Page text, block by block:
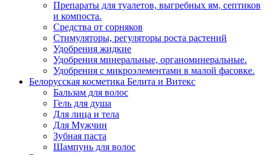
Препараты для туалетов, выгребных ям, септиков
и компоста.
Средства от сорняков
Стимуляторы, регуляторы роста растений
Удобрения жидкие
Удобрения минеральные, органоминеральные.
Удобрения с микроэлементами в малой фасовке.
Белорусская косметика Белита и Витекс
Бальзам для волос
Гель для душа
Для лица и тела
Для Мужчин
Зубная паста
Шампунь для волос